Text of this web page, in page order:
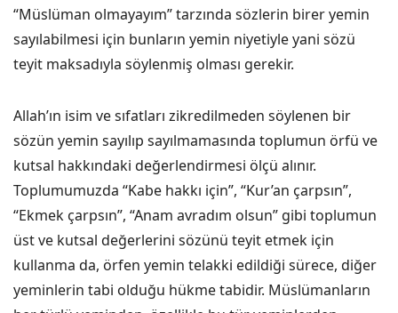
“Müslüman olmayayım” tarzında sözlerin birer yemin
sayılabilmesi için bunların yemin niyetiyle yani sözü
teyit maksadıyla söylenmiş olması gerekir.
Allah’ın isim ve sıfatları zikredilmeden söylenen bir
sözün yemin sayılıp sayılmamasında toplumun örfü ve
kutsal hakkındaki değerlendirmesi ölçü alınır.
Toplumumuzda “Kabe hakkı için”, “Kur’an çarpsın”,
“Ekmek çarpsın”, “Anam avradım olsun” gibi toplumun
üst ve kutsal değerlerini sözünü teyit etmek için
kullanma da, örfen yemin telakki edildiği sürece, diğer
yeminlerin tabi olduğu hükme tabidir. Müslümanların